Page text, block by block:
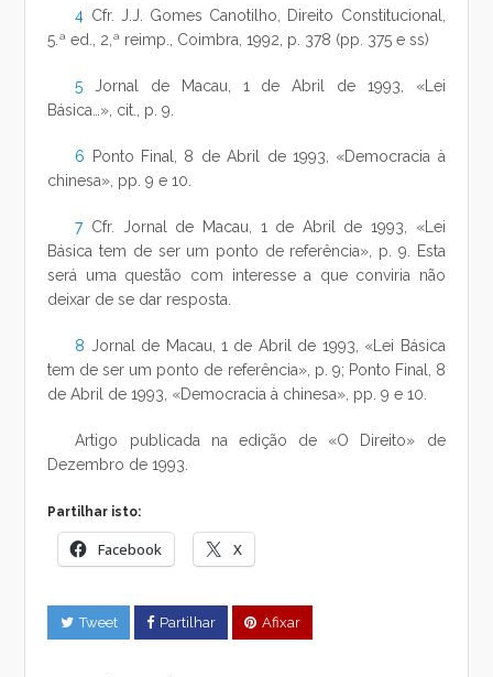
4 Cfr. J.J. Gomes Canotilho, Direito Constitucional,
5.ª ed., 2,ª reimp., Coimbra, 1992, p. 378 (pp. 375 e ss)
5 Jornal de Macau, 1 de Abril de 1993, «Lei
Básica…», cit., p. 9.
6 Ponto Final, 8 de Abril de 1993, «Democracia à
chinesa», pp. 9 e 10.
7Cfr. Jornal de Macau, 1 de Abril de 1993, «Lei
Básica tem de ser um ponto de referência», p. 9. Esta
será uma questão com interesse a que conviria não
deixar de se dar resposta.
8 Jornal de Macau, 1 de Abril de 1993, «Lei Básica
tem de ser um ponto de referência», p. 9; Ponto Final, 8
de Abril de 1993, «Democracia à chinesa», pp. 9 e 10.
Artigo publicada na edição de «O Direito» de
Dezembro de 1993.
Partilhar isto:
Facebook X
Tweet Partilhar Afixar